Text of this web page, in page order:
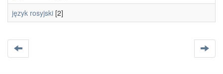
język rosyjski [2]